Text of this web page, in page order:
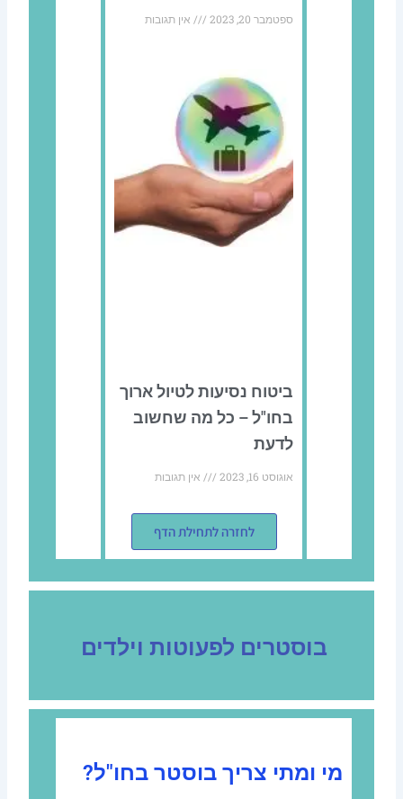
ספטמבר 20, 2023 אין תגובות
ביטוח נסיעות לטיול ארוך
בחו"ל – כל מה שחשוב
לדעת
אוגוסט 16, 2023 אין תגובות
לחזרה לתחילת הדף
בוסטרים לפעוטות וילדים
מי ומתי צריך בוסטר בחו"ל?